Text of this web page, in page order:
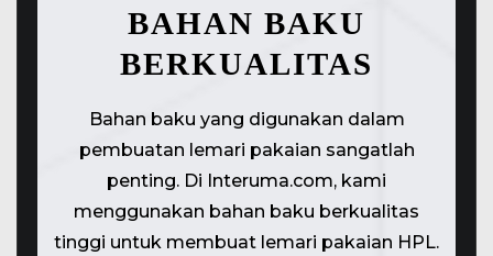
BAHAN BAKU
BERKUALITAS
Bahan baku yang digunakan dalam
pembuatan lemari pakaian sangatlah
penting. Di Interuma.com, kami
menggunakan bahan baku berkualitas
tinggi untuk membuat lemari pakaian HPL.